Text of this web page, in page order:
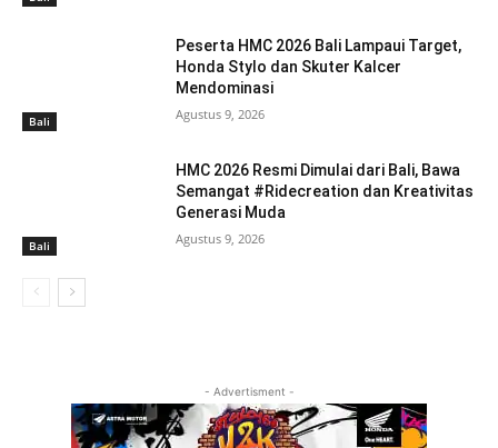
Bali
Peserta HMC 2026 Bali Lampaui Target,
Honda Stylo dan Skuter Kalcer
Mendominasi
Agustus 9, 2026
Bali
HMC 2026 Resmi Dimulai dari Bali, Bawa
Semangat #Ridecreation dan Kreativitas
Generasi Muda
Agustus 9, 2026
- Advertisment -